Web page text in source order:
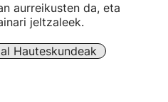
aurreikusten da, eta
jeltzaleek.
Hauteskundeak